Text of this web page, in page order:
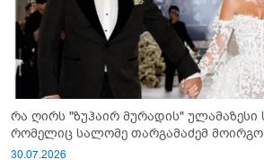
რა ღირს "ზუჰაირ მურადის" ულამაზესი საქორწინო კაბა,
რომელიც სალომე თარგამაძემ მოირგო
30.07.2026